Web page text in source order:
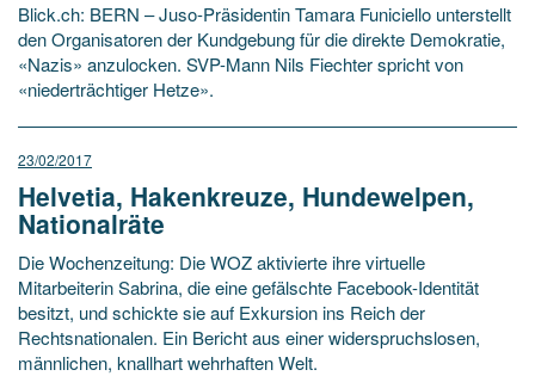
Blick.ch: BERN – Juso-Präsidentin Tamara Funiciello unterstellt
den Organisatoren der Kundgebung für die direkte Demokratie,
«Nazis» anzulocken. SVP-Mann Nils Fiechter spricht von
«niederträchtiger Hetze».
23/02/2017
Helvetia, Hakenkreuze, Hundewelpen,
Nationalräte
Die Wochenzeitung: Die WOZ aktivierte ihre virtuelle
Mitarbeiterin Sabrina, die eine gefälschte Facebook-Identität
besitzt, und schickte sie auf Exkursion ins Reich der
Rechtsnationalen. Ein Bericht aus einer widerspruchslosen,
männlichen, knallhart wehrhaften Welt.